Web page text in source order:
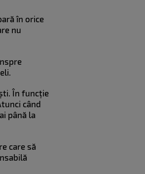
în orice
nu
În funcție
când
până la
care să